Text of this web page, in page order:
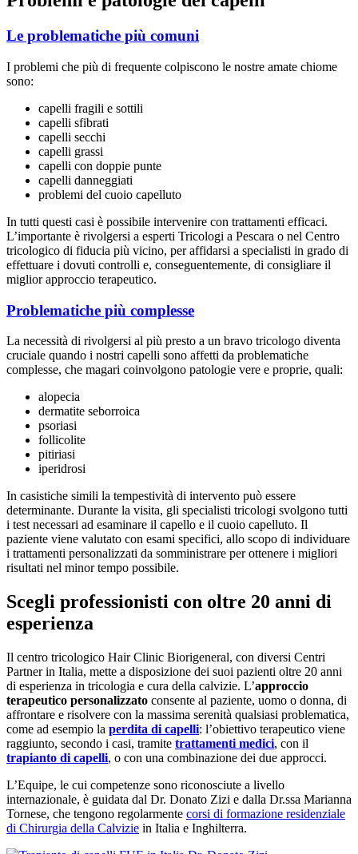
Le problematiche più comuni
I problemi che più di frequente colpiscono le nostre amate chiome
sono:
capelli fragili e sottili
capelli sfibrati
capelli secchi
capelli grassi
capelli con doppie punte
capelli danneggiati
problemi del cuoio capelluto
In tutti questi casi è possibile intervenire con trattamenti efficaci.
L’importante è rivolgersi a esperti Tricologi a Pescara o nel Centro
tricologico di fiducia più vicino, per affidarsi a specialisti in grado di
effettuare i dovuti controlli e, conseguentemente, di consigliare il
miglior approccio terapeutico.
Problematiche più complesse
La necessità di rivolgersi al più presto a un bravo tricologo diventa
cruciale quando i nostri capelli sono affetti da problematiche
complesse, che magari coinvolgono patologie vere e proprie, quali:
alopecia
dermatite seborroica
psoriasi
follicolite
pitiriasi
iperidrosi
In casistiche simili la tempestività di intervento può essere
determinante. Durante la visita, gli specialisti tricologi svolgono tutti
i test necessari ad esaminare il capello e il cuoio capelluto. Il
paziente viene valutato con esami specifici, allo scopo di individuare
i trattamenti personalizzati da somministrare per ottenere i migliori
risultati nel minor tempo possibile.
Scegli professionisti con oltre 20 anni di
esperienza
Il centro tricologico Hair Clinic Biorigeneral, con diversi Centri
Partner in Italia, mette a disposizione dei suoi pazienti oltre 20 anni
di esperienza in tricologia e cura della calvizie. L’approccio
terapeutico personalizzato consente al paziente, uomo o donna, di
affrontare e risolvere con la massima serenità qualsiasi problematica,
come ad esempio la perdita di capelli: l’obiettivo terapeutico viene
raggiunto, secondo i casi, tramite trattamenti medici, con il
trapianto di capelli, o con una combinazione dei due approcci.
L’Equipe, le cui competenze sono riconosciute a livello
internazionale, è guidata dal Dr. Donato Zizi e dalla Dr.ssa Marianna
Tornese, che tengono regolarmente corsi di formazione residenziale
di Chirurgia della Calvizie in Italia e Inghilterra.